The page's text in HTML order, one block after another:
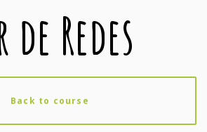
Redes
Back to course